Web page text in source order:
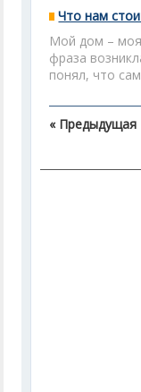
Что нам
Мой дом – моя
фраза
понял, что
« Предыдущая